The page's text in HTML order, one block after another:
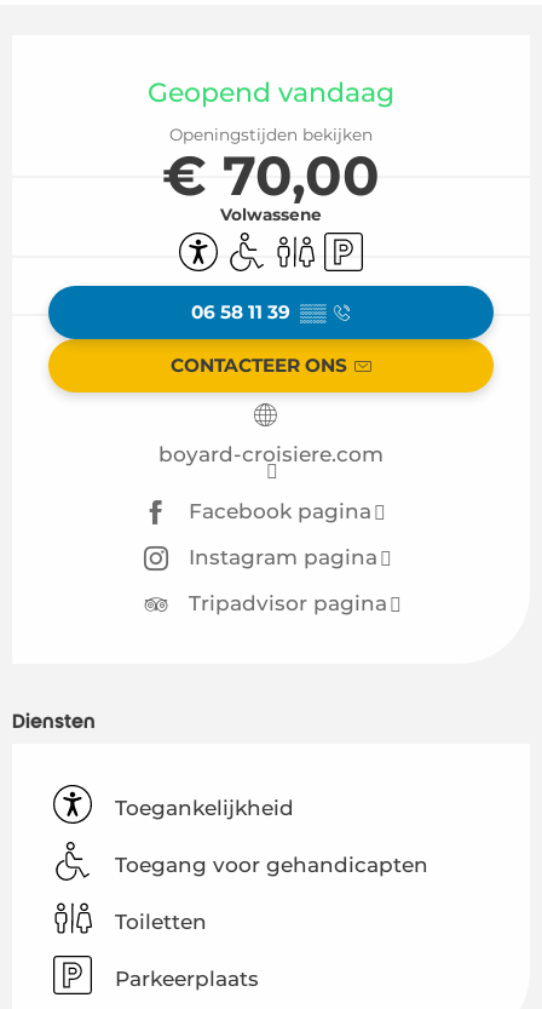
Geopend vandaag
Openingstijden bekijken
€ 70,00
Volwassene
Toegankelijkheid
Toegang voor gehandicapten
ToilettenParkeerplaats
06 58 11 39 ▒▒
CONTACTEER ONS
boyard-croisiere.com
Facebook pagina
Instagram pagina
Tripadvisor pagina
Diensten
Toegankelijkheid
Toegang voor gehandicapten
Toiletten
Parkeerplaats